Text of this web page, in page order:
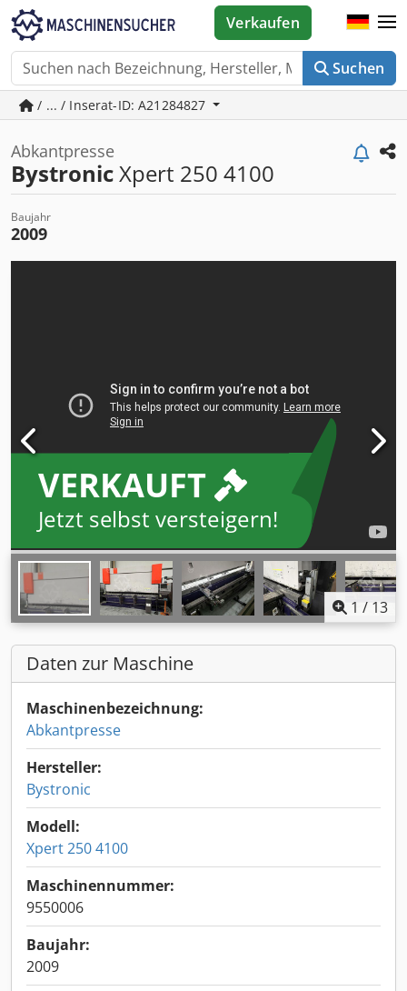
Suchen
Verkaufen
/ ... / Inserat-ID: A21284827
Abkantpresse
BystronicXpert 250 4100
Baujahr
2009
VERKAUFT
Jetzt selbst versteigern!
1 / 13
Daten zur Maschine
Maschinenbezeichnung:
Abkantpresse
Hersteller:
Bystronic
Modell:
Xpert 250 4100
Maschinennummer:
9550006
Baujahr:
2009